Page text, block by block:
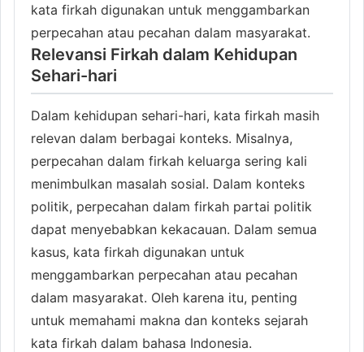
kata firkah digunakan untuk menggambarkan
perpecahan atau pecahan dalam masyarakat.
Relevansi Firkah dalam Kehidupan
Sehari-hari
Dalam kehidupan sehari-hari, kata firkah masih
relevan dalam berbagai konteks. Misalnya,
perpecahan dalam firkah keluarga sering kali
menimbulkan masalah sosial. Dalam konteks
politik, perpecahan dalam firkah partai politik
dapat menyebabkan kekacauan. Dalam semua
kasus, kata firkah digunakan untuk
menggambarkan perpecahan atau pecahan
dalam masyarakat. Oleh karena itu, penting
untuk memahami makna dan konteks sejarah
kata firkah dalam bahasa Indonesia.